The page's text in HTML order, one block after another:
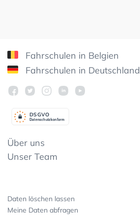
Fahrschulen in Belgien
Fahrschulen in Deutschland
Datenschutzkonform
DSGVO
Über uns
Unser Team
Daten löschen lassen
Meine Daten abfragen